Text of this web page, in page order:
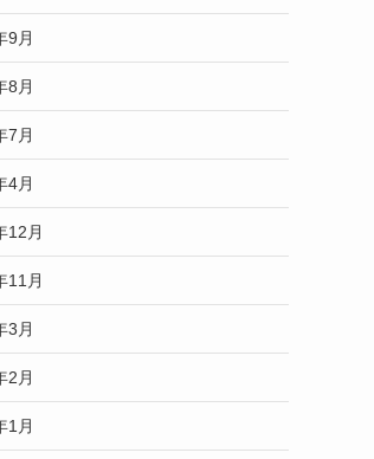
9月
8月
7月
4月
12月
11月
3月
2月
1月